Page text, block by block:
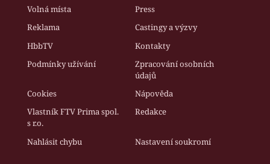
Volná místa
Press
Reklama
Castingy a výzvy
HbbTV
Kontakty
Podmínky užívání
Zpracování osobních
údajů
Cookies
Nápověda
Vlastník FTV Prima spol.
s r.o.
Redakce
Nahlásit chybu Nastavení soukromí